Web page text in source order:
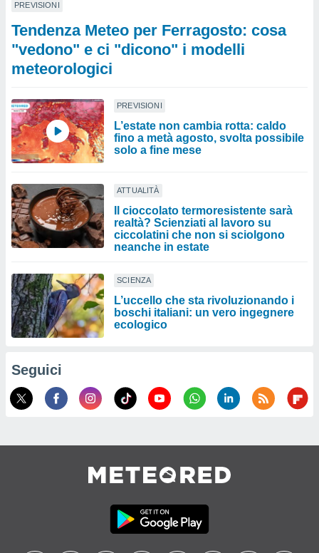
PREVISIONI
Tendenza Meteo per Ferragosto: cosa
"vedono" e ci "dicono" i modelli
meteorologici
PREVISIONI
L’estate non cambia rotta: caldo
fino a metà agosto, svolta possibile
solo a fine mese
ATTUALITÀ
Il cioccolato termoresistente sarà
realtà? Scienziati al lavoro su
ciccolatini che non si sciolgono
neanche in estate
SCIENZA
L’uccello che sta rivoluzionando i
boschi italiani: un vero ingegnere
ecologico
Seguici